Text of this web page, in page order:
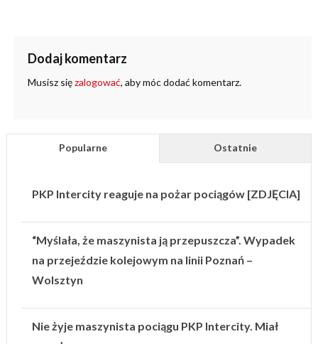
Dodaj komentarz
Musisz sięzalogować, aby móc dodać komentarz.
Popularne Ostatnie
PKP Intercity reaguje na pożar pociągów [ZDJĘCIA]
“Myślała, że maszynista ją przepuszcza”. Wypadek
na przejeździe kolejowym na linii Poznań –
Wolsztyn
Nie żyje maszynista pociągu PKP Intercity. Miał